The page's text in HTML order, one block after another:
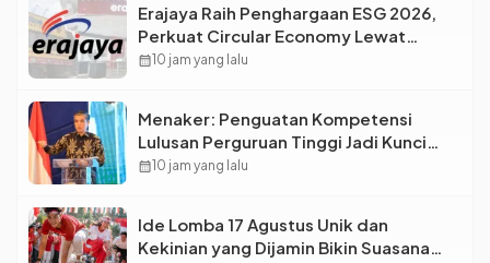
Erajaya Raih Penghargaan ESG 2026,
Perkuat Circular Economy Lewat
Pengelolaan Limbah Berkelanjutan
calendar_month10 jam yang lalu
Menaker: Penguatan Kompetensi
Lulusan Perguruan Tinggi Jadi Kunci
Menjawab Kebutuhan Dunia Kerja
calendar_month10 jam yang lalu
Ide Lomba 17 Agustus Unik dan
Kekinian yang Dijamin Bikin Suasana